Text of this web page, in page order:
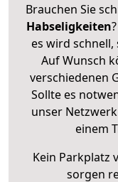
Brauchen Sie
Habseligkeiten
es wird
Auf Wunsch
verschiedenen
Sollte es
unser
einem
Kein Parkplatz
sorgen